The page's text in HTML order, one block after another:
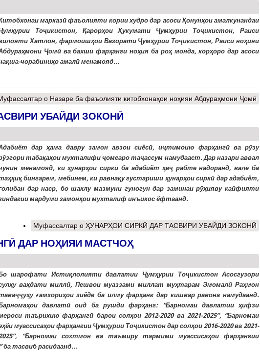
марказӣ фаъолияти кории худро дар асоси Қонунҳои амалкунандаи
Тоҷикистон, Қарорҳои Ҳукумати Ҷумҳурии Тоҷикистон, Раиси
Хатлон, фармоишҳои Вазорати Ҷумҳурии Тоҷикистон, Раиси ноҳияи
Ҷомӣ ва бахши фарҳанги ноҳия ба роҳ монда, корҳоро дар асоси
чорабиниҳо амалӣ менамояд...
о Назаре ба фаъолияти китобхонаҳои ноҳияи Абдураҳмони Ҷомӣ
УБАЙДИ ЗОКОНӢ
дар ҳама давру замон авзои сиёсӣ, иҷтимоию фарҳангӣ ва рӯзу
табақаҳои мухталифи ҷомеаро таҷассум намудааст. Дар назари аввал
менамояд, ки ҳунарҳои сиркӣ ба адабиёт ҳеҷ рабте надоранд, вале ба
бингарем, мебинем, ки равнақу густариши ҳунарҳои сиркӣ дар адабиёт,
дар наср, бо шаклу мазмуни гуногун дар заминаи рӯҳияву кайфияти
мардуми замонҳои мухталиф инъикос ёфтаанд.
Муфассалтар о ҲУНАРҲОИ СИРКӢ ДАР ТАСВИРИ УБАЙДИ ЗОКОНӢ
ДАР НОҲИЯИ МАСТЧОҲ
шарофати Истиқлолияти давлатии Ҷумҳурии Тоҷикистон Асосгузори
ваҳдати миллӣ, Пешвои муаззами миллат муҳтарам Эмомалӣ Раҳмон
ғамхориҳои зиёде ба илму фарҳанг дар кишвар равона намудаанд.
давлатӣ оид ба рушди фарҳанг: “Барномаи давлатии ҳифзи
таърихию фарҳангӣ барои солҳои 2012-2020 ва 2021-2025”, “Барномаи
муассисаҳои фарҳангии Ҷумҳурии Тоҷикистон дар солҳои 2016-2020 ва 2021-
“Барномаи сохтмон ва таъмиру тармими муассисаҳои фарҳангии
ба тасвиб расидаанд...